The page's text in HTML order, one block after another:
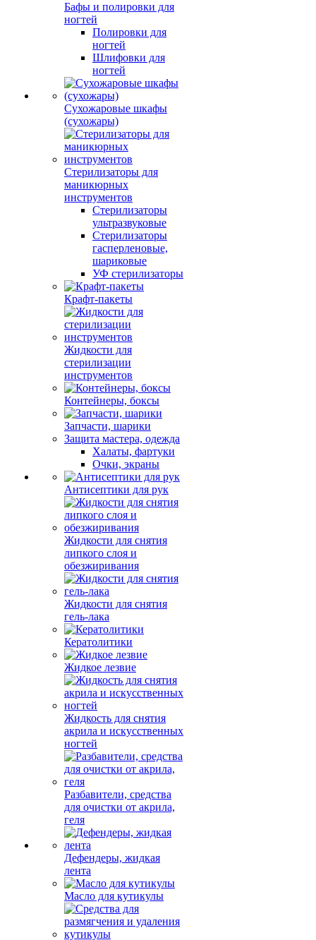
Бафы и полировки для
ногтей
Полировки для
ногтей
Шлифовки для
ногтей
Сухожаровые шкафы
(сухожары)
Стерилизаторы для
маникюрных
инструментов
Стерилизаторы
ультразвуковые
Стерилизаторы
гасперленовые,
шариковые
УФ стерилизаторы
Крафт-пакеты
Жидкости для
стерилизации
инструментов
Контейнеры, боксы
Запчасти, шарики
Защита мастера, одежда
Халаты, фартуки
Очки, экраны
Антисептики для рук
Жидкости для снятия
липкого слоя и
обезжиривания
Жидкости для снятия
гель-лака
Кератолитики
Жидкое лезвие
Жидкость для снятия
акрила и искусственных
ногтей
Разбавители, средства
для очистки от акрила,
геля
Дефендеры, жидкая
лента
Масло для кутикулы